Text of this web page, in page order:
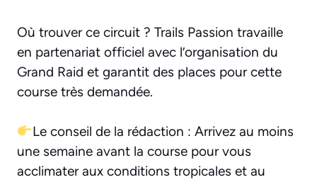
Où trouver ce circuit ? Trails Passion travaille
en partenariat officiel avec l’organisation du
Grand Raid et garantit des places pour cette
course très demandée.
Le conseil de la rédaction : Arrivez au moins
une semaine avant la course pour vous
acclimater aux conditions tropicales et au